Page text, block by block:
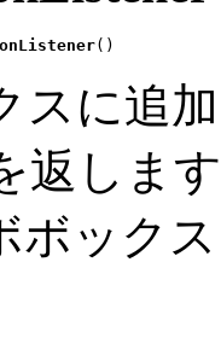
()
スに追
返しま
ボック